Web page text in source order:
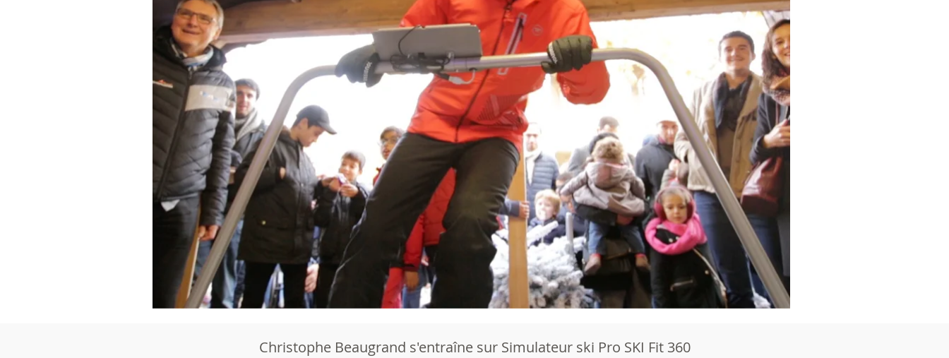
Christophe Beaugrand s'entraîne sur Simulateur ski Pro SKI Fit 360